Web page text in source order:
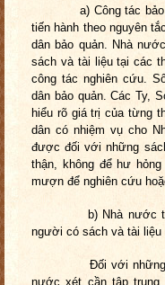
a) Công tác bảo vệ
tiến hành theo nguyên
dân bảo quản. Nhà
sách và tài liệu tại các
công tác nghiên cứu.
dân bảo quản. Các Ty,
hiểu rõ giá trị của từng
dân có nhiệm vụ cho
được đối với những
thận, không để hư
mượn để nghiên cứu
b) Nhà nước tôn
người có sách và tài
Đối với những
nước xét cần tập